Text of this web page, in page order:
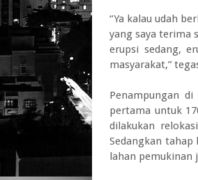
“Ya kalau udah
yang saya terima
erupsi sedang,
masyarakat,”
Penampungan
pertama untuk
dilakukan
Sedangkan tahap
lahan pemukinan